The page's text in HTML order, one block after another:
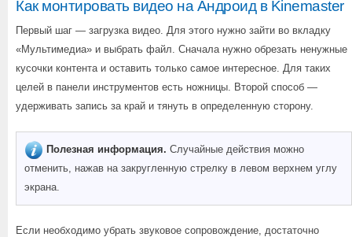
Как монтировать видео на Андроид в Kinemaster
Первый шаг — загрузка видео. Для этого нужно зайти во вкладку
«Мультимедиа» и выбрать файл. Сначала нужно обрезать ненужные
кусочки контента и оставить только самое интересное. Для таких
целей в панели инструментов есть ножницы. Второй способ —
удерживать запись за край и тянуть в определенную сторону.
Полезная информация. Случайные действия можно
отменить, нажав на закругленную стрелку в левом верхнем углу
экрана.
Если необходимо убрать звуковое сопровождение, достаточно